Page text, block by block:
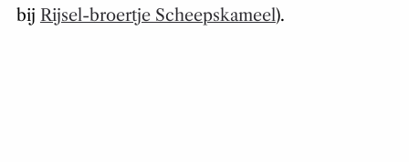
bij Rijsel-broertje Scheepskameel).